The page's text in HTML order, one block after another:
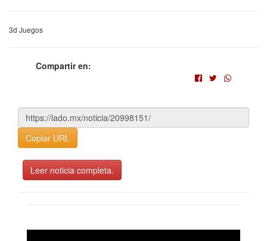
3d Juegos
Compartir en:
Copiar URL
Leer noticia completa.